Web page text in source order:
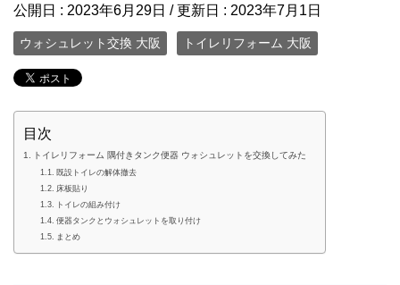
公開日 : 2023年6月29日 / 更新日 : 2023年7月1日
ウォシュレット交換 大阪 トイレリフォーム 大阪
目次
トイレリフォーム 隅付きタンク便器 ウォシュレットを交換してみた
既設トイレの解体撤去
床板貼り
トイレの組み付け
便器タンクとウォシュレットを取り付け
まとめ